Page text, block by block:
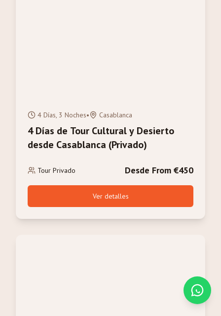
4 Días, 3 Noches• Casablanca
4 Días de Tour Cultural y Desierto
desde Casablanca (Privado)
Tour Privado Desde From €450
Ver detalles